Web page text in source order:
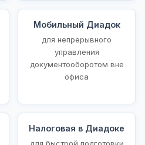
Мобильный Диадок
для непрерывного
управления
документооборотом вне
офиса
Налоговая в Диадоке